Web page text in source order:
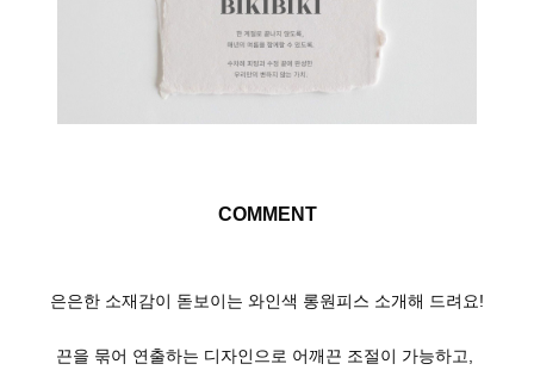
COMMENT
은은한 소재감이 돋보이는 와인색 롱원피스 소개해 드려요!
끈을 묶어 연출하는 디자인으로 어깨끈 조절이 가능하고,